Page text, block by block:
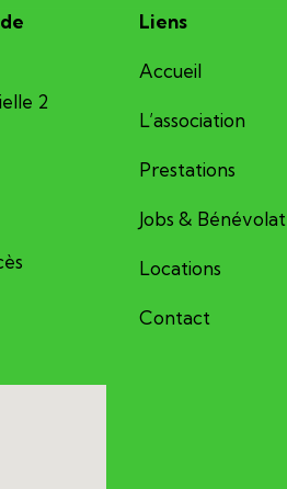
2
Liens
Accueil
L’association
Prestations
Jobs & Bénévolat
Locations
Contact